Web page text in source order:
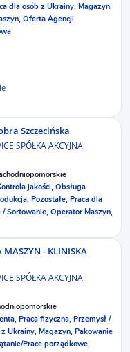
dla osób z Ukrainy, Magazyn,
Oferta Agencji
Szczecińska
SPÓŁKA AKCYJNA
jakości, Obsługa
Pozostałe, Praca dla
/ Sortowanie, Operator Maszyn,
MASZYN - KLINISKA
SPÓŁKA AKCYJNA
Praca fizyczna, Przemysł /
Ukrainy, Magazyn, Pakowanie
Prace porządkowe,